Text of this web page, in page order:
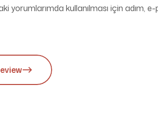
yorumlarımda kullanılması için adım,